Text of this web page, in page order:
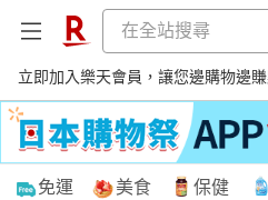
立即加入樂天會員，讓您邊購物邊賺
購物網分類
免運 美食 保健